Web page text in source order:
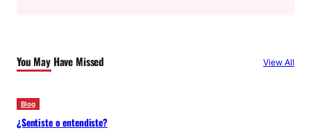
h
You May Have Missed View All
Blog
¿Sentiste o entendiste?